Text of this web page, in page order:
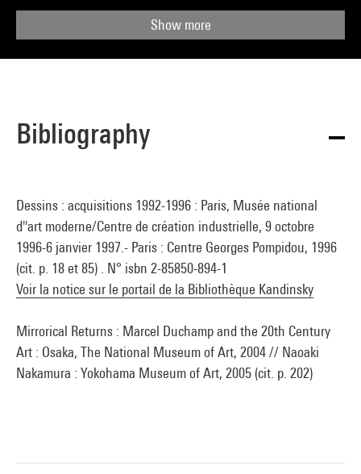
Show more
Bibliography
Dessins : acquisitions 1992-1996 : Paris, Musée national
d''art moderne/Centre de création industrielle, 9 octobre
1996-6 janvier 1997.- Paris : Centre Georges Pompidou, 1996
(cit. p. 18 et 85) . N° isbn 2-85850-894-1
Voir la notice sur le portail de la Bibliothèque Kandinsky
Mirrorical Returns : Marcel Duchamp and the 20th Century
Art : Osaka, The National Museum of Art, 2004 // Naoaki
Nakamura : Yokohama Museum of Art, 2005 (cit. p. 202)